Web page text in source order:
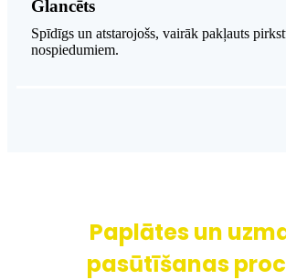
Glancēts
Spīdīgs un atstarojošs, vairāk pakļauts
nospiedumiem.
Paplātes un
pasūtīšanas